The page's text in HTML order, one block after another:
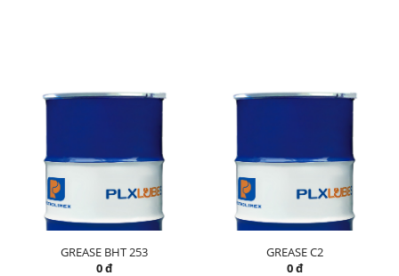
GREASE BHT 253
0 đ
GREASE C2
0 đ